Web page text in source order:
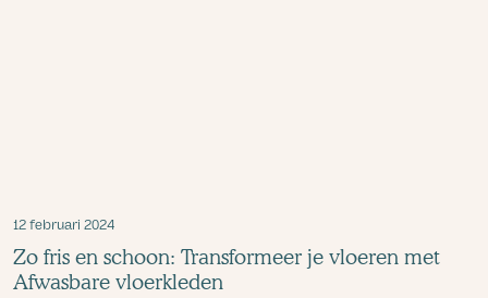
12 februari 2024
Zo fris en schoon: Transformeer je vloeren met
Afwasbare vloerkleden